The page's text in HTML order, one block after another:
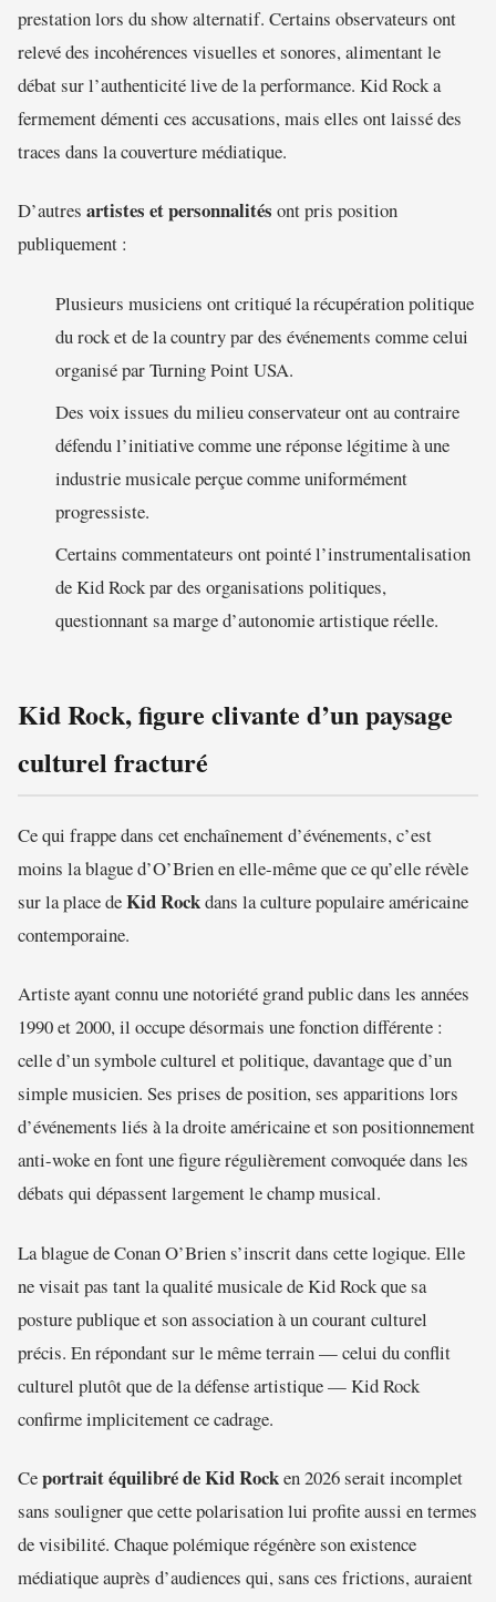
prestation lors du show alternatif. Certains observateurs ont
relevé des incohérences visuelles et sonores, alimentant le
débat sur l’authenticité live de la performance. Kid Rock a
fermement démenti ces accusations, mais elles ont laissé des
traces dans la couverture médiatique.
D’autres artistes et personnalités ont pris position
publiquement :
Plusieurs musiciens ont critiqué la récupération politique
du rock et de la country par des événements comme celui
organisé par Turning Point USA.
Des voix issues du milieu conservateur ont au contraire
défendu l’initiative comme une réponse légitime à une
industrie musicale perçue comme uniformément
progressiste.
Certains commentateurs ont pointé l’instrumentalisation
de Kid Rock par des organisations politiques,
questionnant sa marge d’autonomie artistique réelle.
Kid Rock, figure clivante d’un paysage
culturel fracturé
Ce qui frappe dans cet enchaînement d’événements, c’est
moins la blague d’O’Brien en elle-même que ce qu’elle révèle
sur la place deKid Rockdans la culture populaire américaine
contemporaine.
Artiste ayant connu une notoriété grand public dans les années
1990 et 2000, il occupe désormais une fonction différente :
celle d’un symbole culturel et politique, davantage que d’un
simple musicien. Ses prises de position, ses apparitions lors
d’événements liés à la droite américaine et son positionnement
anti-woke en font une figure régulièrement convoquée dans les
débats qui dépassent largement le champ musical.
La blague de Conan O’Brien s’inscrit dans cette logique. Elle
ne visait pas tant la qualité musicale de Kid Rock que sa
posture publique et son association à un courant culturel
précis. En répondant sur le même terrain — celui du conflit
culturel plutôt que de la défense artistique — Kid Rock
confirme implicitement ce cadrage.
Ceportrait équilibré de Kid Rocken 2026 serait incomplet
sans souligner que cette polarisation lui profite aussi en termes
de visibilité. Chaque polémique régénère son existence
médiatique auprès d’audiences qui, sans ces frictions, auraient